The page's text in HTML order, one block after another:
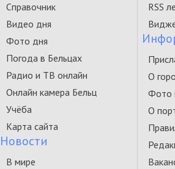
Справочник
Видео дня
Фото дня
Погода в Бельцах
Радио и ТВ онлайн
Онлайн камера Бельц
Учёба
Карта сайта
Новости
В мире
RSS
О
Фото
О